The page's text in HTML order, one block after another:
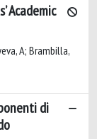
Academic
A; Brambilla,
di